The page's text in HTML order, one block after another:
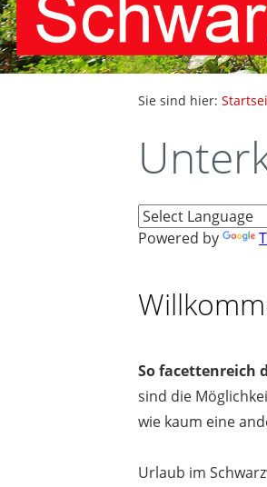
Sie sind hier:
Powered by
So facettenreich
sind die
wie kaum eine
Urlaub im